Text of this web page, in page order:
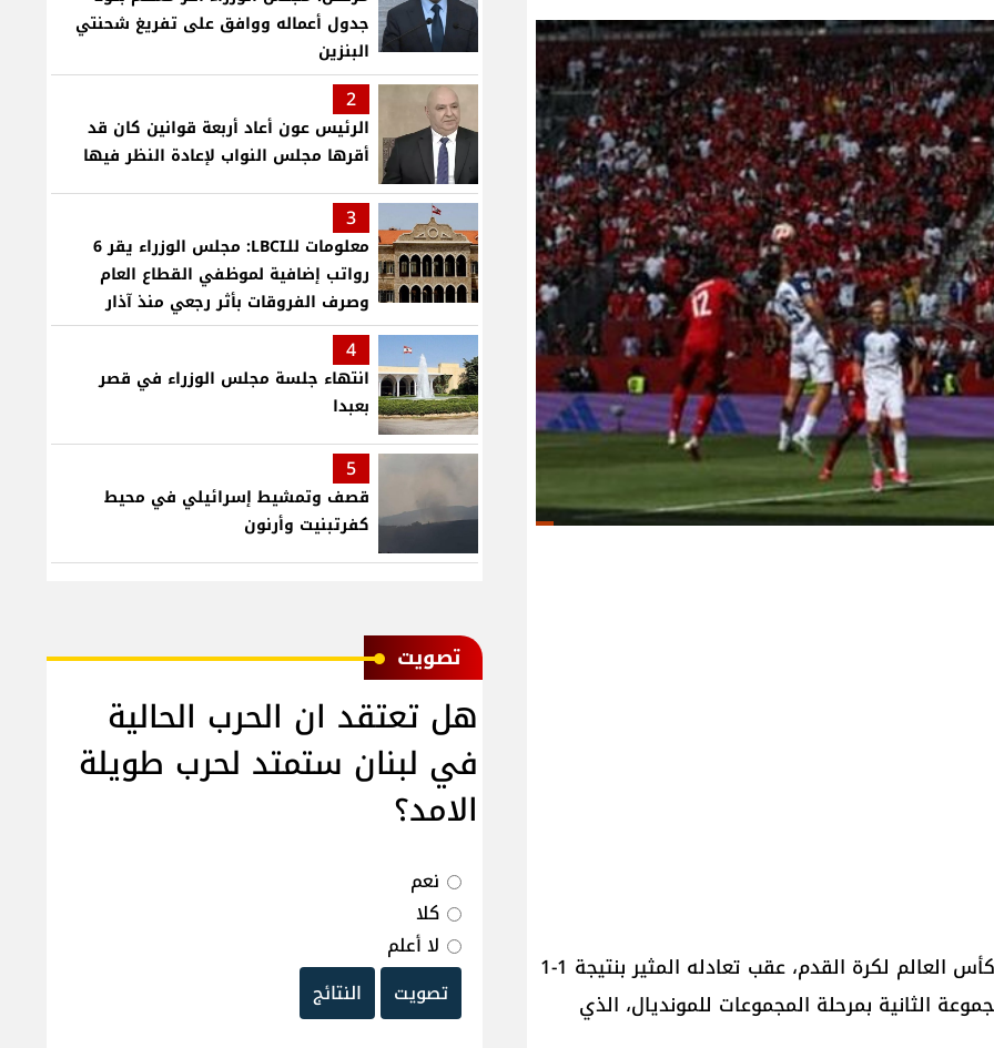
حصل منتخب كندا على أوّل نقطة في تاريخه ببطولة كأس العالم لكرة القدم، عقب تعادله المثير بنتيجة 1-1
الثانية بمرحلة المجموعات للمونديال، الذي
جدول أعماله ووافق على تفريغ شحنتي
البنزين
2
الرئيس عون أعاد أربعة قوانين كان قد
أقرها مجلس النواب لإعادة النظر فيها
3
معلومات للـLBCI: مجلس الوزراء يقر 6
رواتب إضافية لموظفي القطاع العام
وصرف الفروقات بأثر رجعي منذ آذار
4
انتهاء جلسة مجلس الوزراء في قصر
بعبدا
5
قصف وتمشيط إسرائيلي في محيط
كفرتبنيت وأرنون
ﺗﺼﻮﻳﺖ
هل تعتقد ان الحرب الحالية
في لبنان ستمتد لحرب طويلة
الامد؟
نعم
كلا
لا أعلم
تصويت
النتائج